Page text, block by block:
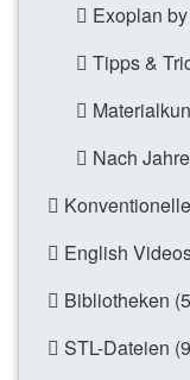
Exoplan
Tipps &
Nach
English
Bibliotheken
STL-Dateien